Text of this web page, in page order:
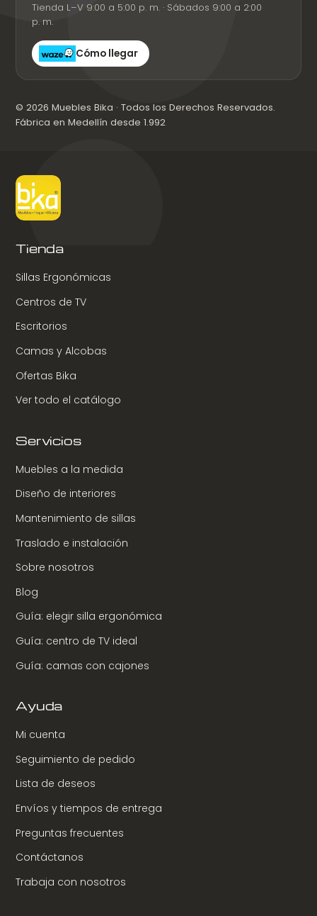
Tienda L–V 9:00 a 5:00 p. m. · Sábados 9:00 a 2:00
p. m.
Cómo llegar
© 2026 Muebles Bika · Todos los Derechos Reservados.
Fábrica en Medellín desde 1.992
Tienda
Sillas Ergonómicas
Centros de TV
Escritorios
Camas y Alcobas
Ofertas Bika
Ver todo el catálogo
Servicios
Muebles a la medida
Diseño de interiores
Mantenimiento de sillas
Traslado e instalación
Sobre nosotros
Blog
Guía: elegir silla ergonómica
Guía: centro de TV ideal
Guía: camas con cajones
Ayuda
Mi cuenta
Seguimiento de pedido
Lista de deseos
Envíos y tiempos de entrega
Preguntas frecuentes
Contáctanos
Trabaja con nosotros